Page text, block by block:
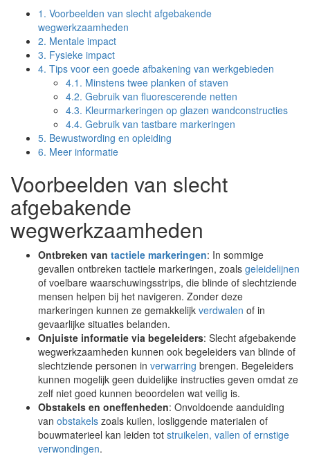
1. Voorbeelden van slecht afgebakende
wegwerkzaamheden
2. Mentale impact
3. Fysieke impact
4. Tips voor een goede afbakening van werkgebieden
4.1. Minstens twee planken of staven
4.2. Gebruik van fluorescerende netten
4.3. Kleurmarkeringen op glazen wandconstructies
4.4. Gebruik van tastbare markeringen
5. Bewustwording en opleiding
6. Meer informatie
Voorbeelden van slecht
afgebakende
wegwerkzaamheden
Ontbreken van tactiele markeringen: In sommige
gevallen ontbreken tactiele markeringen, zoals geleidelijnen
of voelbare waarschuwingsstrips, die blinde of slechtziende
mensen helpen bij het navigeren. Zonder deze
markeringen kunnen ze gemakkelijk verdwalen of in
gevaarlijke situaties belanden.
Onjuiste informatie via begeleiders: Slecht afgebakende
wegwerkzaamheden kunnen ook begeleiders van blinde of
slechtziende personen in verwarring brengen. Begeleiders
kunnen mogelijk geen duidelijke instructies geven omdat ze
zelf niet goed kunnen beoordelen wat veilig is.
Obstakels en oneffenheden: Onvoldoende aanduiding
van obstakels zoals kuilen, losliggende materialen of
bouwmaterieel kan leiden tot struikelen, vallen of ernstige
verwondingen.